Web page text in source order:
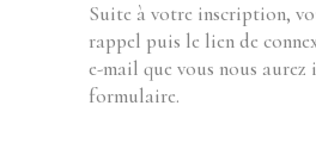
Suite à votre inscription,
rappel puis le lien de
e-mail que vous nous aurez
formulaire.